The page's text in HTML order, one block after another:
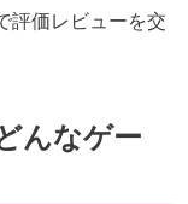
評価レビューを交
んなゲー